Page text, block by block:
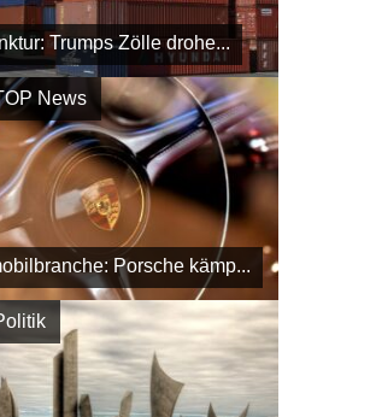
Trumps Zölle drohe...
News
Porsche kämp...